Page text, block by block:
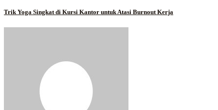
Trik Yoga Singkat di Kursi Kantor untuk Atasi Burnout Kerja